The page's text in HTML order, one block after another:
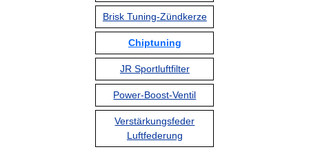
Brisk Tuning-Zündkerze
Chiptuning
JR Sportluftfilter
Power-Boost-Ventil
Verstärkungsfeder
Luftfederung